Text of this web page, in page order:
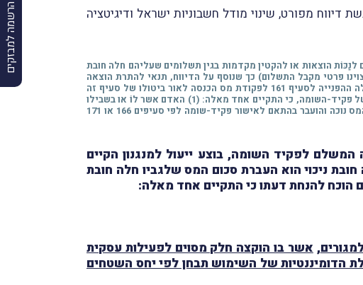
הרשמה למבזקים
דיווח מפורט, שינוי מודל חשבוניות ישראל ודיגיטציה
מס הכנסה (הקובע סייג האוסר על נישום לנַכּוֹת הוצאות או להקטין מקדמות בגין תשלומים שעליהם חלה חובת
בהגשתו על-פי סעיפים 161, 166 ו־171 לפקודה, לפי העניין, ובו צוינו פרטי מקבל התשלום) כך שנוסף על הדיווח, תנאי להתרת הוצאה
שחלה לגבּיה חובת ניכוי הוא העברת סכום המס שלגביו חלה חובת הניכוי על-ידי משלם ההוצאה לפקיד-השומה. במקביל, בוטלה ההפנייה לסעיף 161 לפקודת מס הכנסה לאור ביטולו של סעיף זה
במסגרת תיקון 147. כמו-כן, נוספה הוראה לסעיף 32א לפיה הסייג הקבוע באותו סעיף לא יחול אם הנישום הוכיח, להנחת דעתו של פקיד-השומה, כי התקיים אחד מאלה: (1) האדם אשר לוֹ או בשבילו
שולמו התשלומים כָּלל את התשלומים האמורים בדוח על הכנסתו לפי סעיף 131 ושילם את סכום המס החָל בשלהם; (2) סכום המס נוכה והועבר בהתאם לאישור פקיד-שומה לפי סעיפים 166 או 171
לפקיד השומה, בוצע ייעול למנגנון הקיים
לגביה חובת ניכוי הוא העברת סכום המס שלגביו חלה חובת
להנחת דעתו כי התקיים אחד מאלה:
,אשר בו הוקצה חלק מסוים לפעילות עסקית
הדומיננטיות של השימוש תבחן לפי יחס השטחים